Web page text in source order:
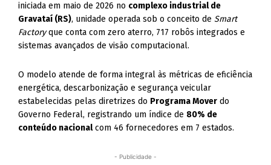
iniciada em maio de 2026 no complexo industrial de
Gravataí (RS), unidade operada sob o conceito de Smart
Factoryque conta com zero aterro, 717 robôs integrados e
sistemas avançados de visão computacional.
O modelo atende de forma integral às métricas de eficiência
energética, descarbonização e segurança veicular
estabelecidas pelas diretrizes do Programa Mover do
Governo Federal, registrando um índice de 80% de
conteúdo nacionalcom 46 fornecedores em 7 estados.
- Publicidade -